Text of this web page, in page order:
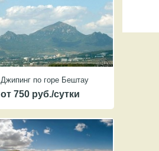
Джипинг по горе Бештау
от 750 руб./сутки